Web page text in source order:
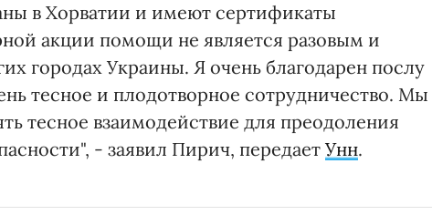
в Хорватии и имеют сертификаты
акции помощи не является разовым и
городах Украины. Я очень благодарен послу
тесное и плодотворное сотрудничество. Мы
тесное взаимодействие для преодоления
- заявил Пирич, передает Унн.